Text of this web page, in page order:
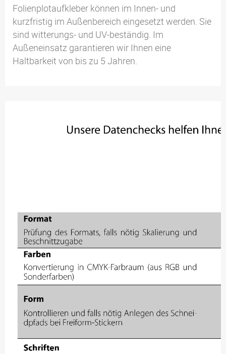
Folienplotaufkleber können im Innen- und
kurzfristig im Außenbereich eingesetzt werden. Sie
sind witterungs- und UV-beständig. Im
Außeneinsatz garantieren wir Ihnen eine
Haltbarkeit von bis zu 5 Jahren.